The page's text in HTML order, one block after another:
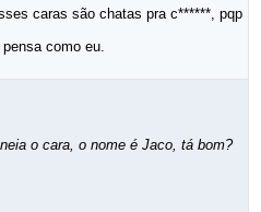
caras são chatas pra c******, pqp
como eu.
o cara, o nome é Jaco, tá bom?